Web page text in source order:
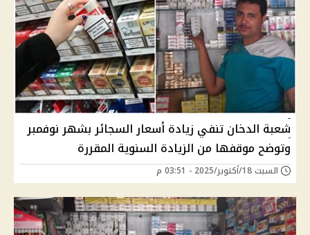
شعبة الدخان تنفي زيادة أسعار السجائر بشهر نوفمبر
وتوضح موقفها من الزيادة السنوية المقررة
السبت 18/أكتوبر/2025 - 03:51 م